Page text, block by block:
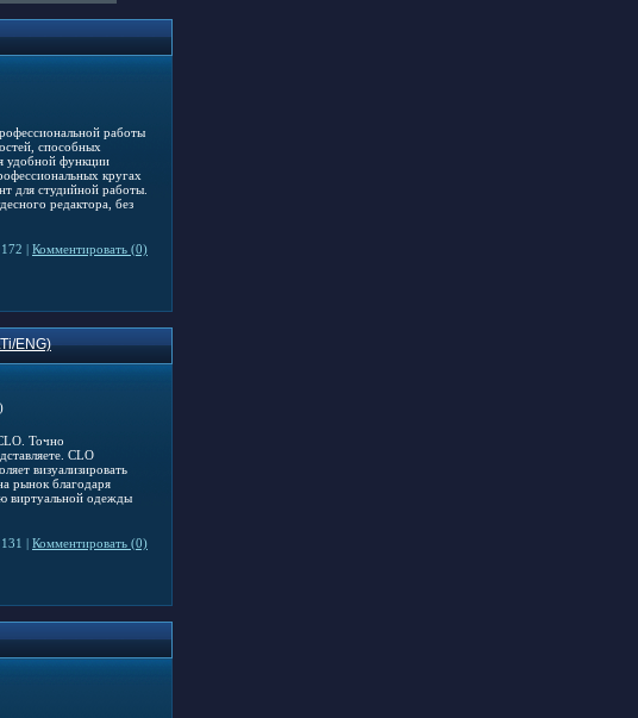
работы
способных
удобной функции
кругах
для студийной работы.
редактора, без
| Комментировать (0)
ENG)
Точно
CLO
визуализировать
рынок благодаря
виртуальной одежды
| Комментировать (0)